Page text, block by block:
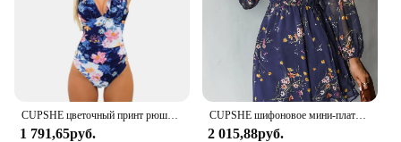
CUPSHE цветочный принт рюшами цельный купальник женский v-образный Вырез Монокини купальник 2023 купальники пляжная одежда
1 791,65руб.
CUPSHE шифоновое мини-платье с v-образным вырезом и длинным рукавом, женское цветочное праздничное пляжное платье-туника, короткая накидка 2023, летнее платье, пляжная одежда
2 015,88руб.